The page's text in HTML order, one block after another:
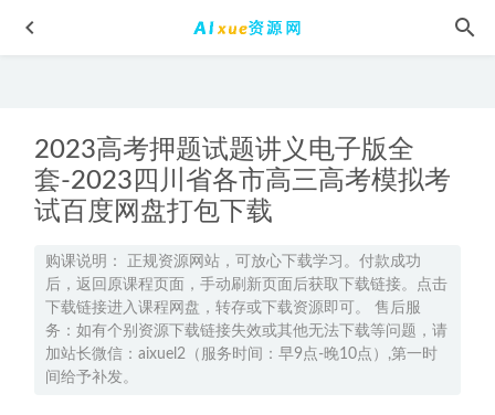
2023高考押题试题讲义电子版全
套-2023四川省各市高三高考模拟考
试百度网盘打包下载
购课说明： 正规资源网站，可放心下载学习。付款成功
后，返回原课程页面，手动刷新页面后获取下载链接。点击
下载链接进入课程网盘，转存或下载资源即可。 售后服
务：如有个别资源下载链接失效或其他无法下载等问题，请
加站长微信：aixuel2（服务时间：早9点-晚10点）,第一时
间给予补发。
2023高考押题卷电子版黑白押题卷 2023-05-04
孙竟轩高中物理网课2024孙竟轩高二物理a+班教程（暑假班
+秋季班） 2024-01-27
车载优盘音乐 痛仰乐队无损音质歌曲摇滚歌曲全集百度网盘
打包下载 2023-04-15